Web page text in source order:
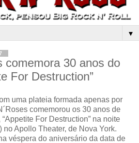
▼
comemora 30 anos do
For Destruction”
uma plateia formada apenas por
comemorou os 30 anos de
For Destruction” na noite
no Apollo Theater, de Nova York.
véspera do aniversário da data de